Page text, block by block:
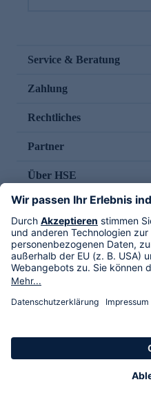
Service & Beratung
Zahlung
Rechtliches
Partner
Über HSE
Im TV
HSE International